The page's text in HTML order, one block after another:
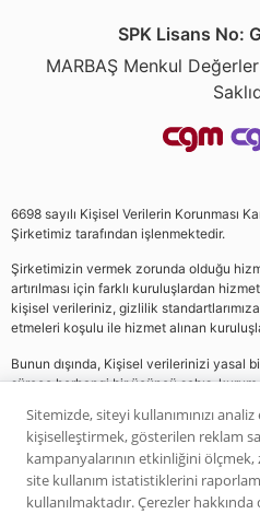
SPK Lisans No:
MARBAŞ Menkul
6698 sayılı Kişisel Verilerin Korunması
Şirketimiz tarafından işlenmektedir.
Şirketimizin vermek zorunda olduğu
artırılması için farklı kuruluşlardan
kişisel verileriniz, gizlilik
etmeleri koşulu ile hizmet alınan
Bunun dışında, Kişisel verilerinizi yasal
sürece herhangi bir üçüncü şahıs,
Web sitemizde yer alan analiz, yorum ve
kapsamında değildir. Bu tavsiyeler
durumunuz ile risk ve getiri tercihlerinize
Sitemizde, siteyi kullanımınızı
kişiselleştirmek, gösterilen reklam
kampanyalarının etkinliğini
site kullanım istatistiklerini
kullanılmaktadır. Çerezler